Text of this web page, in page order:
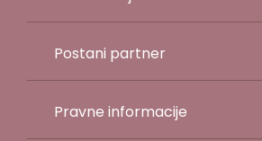
Postani partner
Pravne informacije